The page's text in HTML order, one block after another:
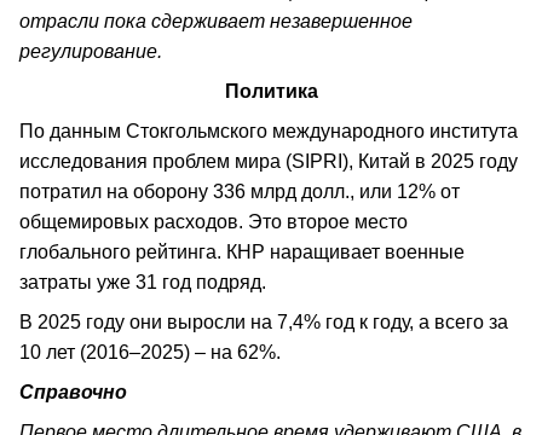
отрасли пока сдерживает незавершенное
регулирование.
Политика
По данным Стокгольмского международного института
исследования проблем мира (SIPRI), Китай в 2025 году
потратил на оборону 336 млрд долл., или 12% от
общемировых расходов. Это второе место
глобального рейтинга. КНР наращивает военные
затраты уже 31 год подряд.
В 2025 году они выросли на 7,4% год к году, а всего за
10 лет (2016–2025) – на 62%.
Справочно